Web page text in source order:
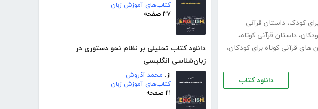
کتاب‌های آموزش زبان
۳۷ صفحه
دانلود کتاب تحلیلی بر نظام نحو دستوری در
زبان‌شناسی انگلیسی
از: محمد آذروش
کتاب‌های آموزش زبان
۲۱ صفحه
کودک، داستان قرآنی
، داستان قرآنی کوتاه،
های قرآنی کوتاه برای کودکان،
دانلود کتاب